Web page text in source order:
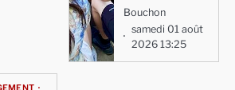
Bouchon
samedi 01 août
2026 13:25